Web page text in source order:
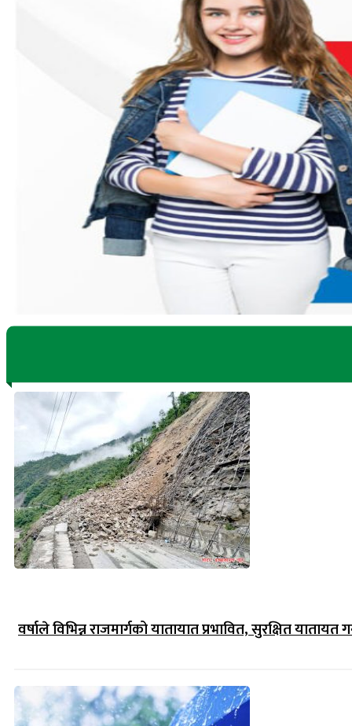
वर्षाले विभिन्न राजमार्गको यातायात प्रभावित, सुरक्षित यातायत